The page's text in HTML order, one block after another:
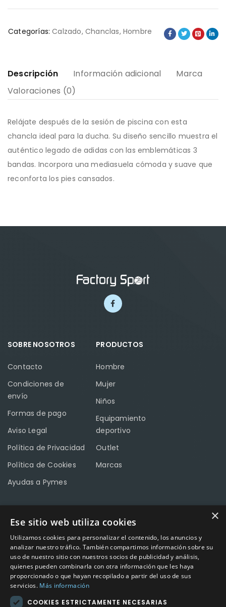
Categorías: Calzado,Chanclas,Hombre
Descripción Información adicional
Marca
Valoraciones (0)
Relájate después de la sesión de piscina con esta
chancla ideal para la ducha. Su diseño sencillo muestra el
auténtico legado de adidas con las emblemáticas 3
bandas. Incorpora una mediasuela cómoda y suave que
reconforta los pies cansados.
SOBRE NOSOTROS
Contacto
Condiciones de
envío
Formas de pago
Aviso Legal
Política de Privacidad
Política de Cookies
Ayudas a Pymes
PRODUCTOS
Hombre
Mujer
Niños
Equipamiento
deportivo
Outlet
Marcas
CONTACTO
Calle Méndez Núñez nº3 – Fuente Palmera 14120 Córdoba
Teléfono957 04 96 57
Emailinfo@factory-sport.es
×
Ese sitio web utiliza cookies
Utilizamos cookies para personalizar el contenido, los anuncios y
analizar nuestro tráfico. También compartimos información sobre su
uso de nuestro sitio con nuestros socios de publicidad y análisis,
quienes pueden combinarla con otra información que les haya
proporcionado o que hayan recopilado a partir del uso de sus
servicios. Más información
COOKIES ESTRICTAMENTE NECESARIAS